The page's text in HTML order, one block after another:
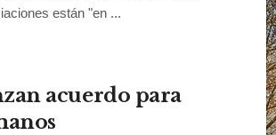
están "en ...
acuerdo para